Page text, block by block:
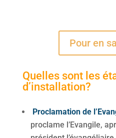
Pour en
Quelles sont les
d’installation?
Proclamation de
proclame l’Evangile,